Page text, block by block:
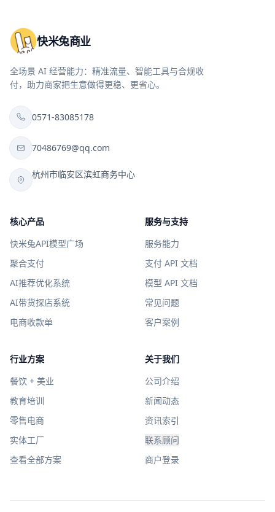
快米兔商业
全场景 AI 经营能力：精准流量、智能工具与合规收
付，助力商家把生意做得更稳、更省心。
0571-83085178
70486769@qq.com
杭州市临安区滨虹商务中心
核心产品
快米兔API模型广场
聚合支付
AI推荐优化系统
AI带货探店系统
电商收款单
服务与支持
服务能力
支付 API 文档
模型 API 文档
常见问题
客户案例
行业方案
餐饮 + 美业
教育培训
零售电商
实体工厂
查看全部方案
关于我们
公司介绍
新闻动态
资讯索引
联系顾问
商户登录